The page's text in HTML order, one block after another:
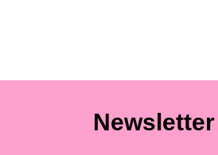
Newsletter